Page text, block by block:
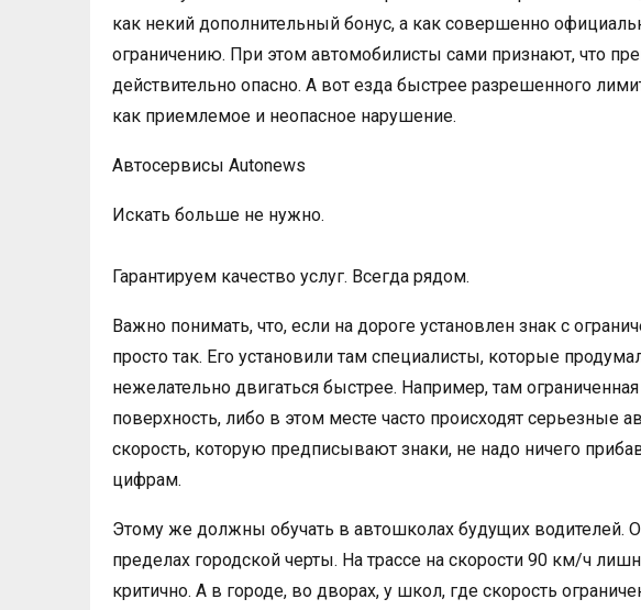
как некий дополнительный бонус, а как совершенно
ограничению. При этом автомобилисты сами признают, что
действительно опасно. А вот езда быстрее разрешенного
как приемлемое и неопасное нарушение.
Автосервисы Autonews
Искать больше не нужно.
Гарантируем качество услуг. Всегда рядом.
Важно понимать, что, если на дороге установлен знак с
просто так. Его установили там специалисты, которые
нежелательно двигаться быстрее. Например, там
поверхность, либо в этом месте часто происходят серьезные
скорость, которую предписывают знаки, не надо ничего
цифрам.
Этому же должны обучать в автошколах будущих водителей.
пределах городской черты. На трассе на скорости 90 км/ч
критично. А в городе, во дворах, у школ, где скорость